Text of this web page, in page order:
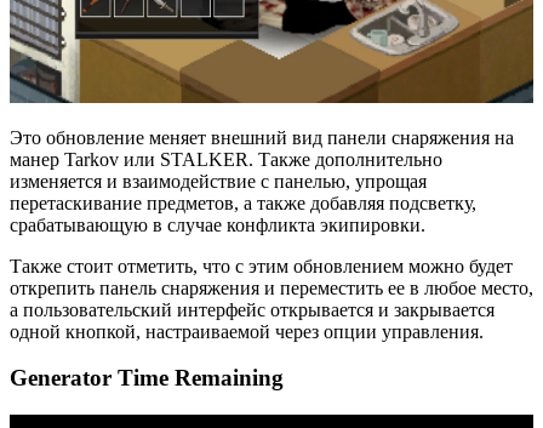
Это обновление меняет внешний вид панели снаряжения на
манер Tarkov или STALKER. Также дополнительно
изменяется и взаимодействие с панелью, упрощая
перетаскивание предметов, а также добавляя подсветку,
срабатывающую в случае конфликта экипировки.
Также стоит отметить, что с этим обновлением можно будет
открепить панель снаряжения и переместить ее в любое место,
а пользовательский интерфейс открывается и закрывается
одной кнопкой, настраиваемой через опции управления.
Generator Time Remaining